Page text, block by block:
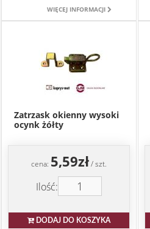
WIĘCEJ INFORMACJI
Zatrzask okienny wysoki
ocynk żółty
cena: 5,59zł/ szt.
Ilość:
DODAJ DO KOSZYKA